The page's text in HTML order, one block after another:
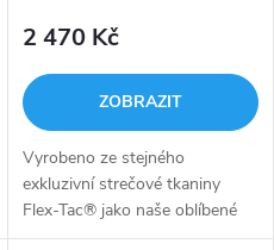
2 470 Kč
ZOBRAZIT
Vyrobeno ze stejného
exkluzivní strečové tkaniny
Flex-Tac® jako naše oblíbené
5.11 Stryke® kalhoty. Tato